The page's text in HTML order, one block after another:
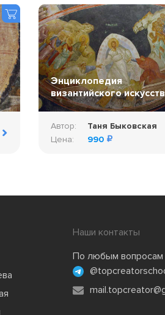
Энциклопедия
византийского
Автор:
Таня Быковская
Цена:
990
Наши контакты
По любым вопросам